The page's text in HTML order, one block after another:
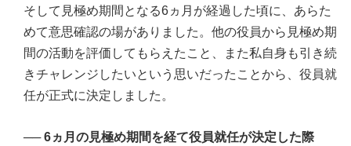
そして見極め期間となる6ヵ月が経過した頃に、あらた
めて意思確認の場がありました。他の役員から見極め期
間の活動を評価してもらえたこと、また私自身も引き続
きチャレンジしたいという思いだったことから、役員就
任が正式に決定しました。
──6ヵ月の見極め期間を経て役員就任が決定した際